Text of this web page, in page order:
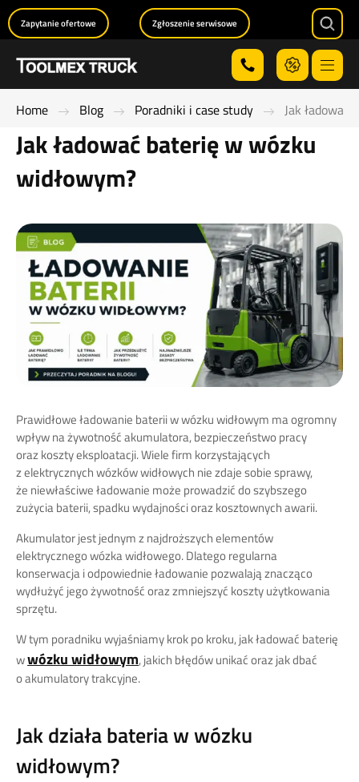
Menu
Zapytanie ofertowe Zgłoszenie serwisowe
Home Blog Poradniki i case study Jak ładować
Jak ładować baterię w wózku
widłowym?
Prawidłowe ładowanie baterii w wózku widłowym ma ogromny
wpływ na żywotność akumulatora, bezpieczeństwo pracy
oraz koszty eksploatacji. Wiele firm korzystających
z elektrycznych wózków widłowych nie zdaje sobie sprawy,
że niewłaściwe ładowanie może prowadzić do szybszego
zużycia baterii, spadku wydajności oraz kosztownych awarii.
Akumulator jest jednym z najdroższych elementów
elektrycznego wózka widłowego. Dlatego regularna
konserwacja i odpowiednie ładowanie pozwalają znacząco
wydłużyć jego żywotność oraz zmniejszyć koszty użytkowania
sprzętu.
W tym poradniku wyjaśniamy krok po kroku, jak ładować baterię
wwózku widłowym, jakich błędów unikać oraz jak dbać
o akumulatory trakcyjne.
Jak działa bateria w wózku
widłowym?